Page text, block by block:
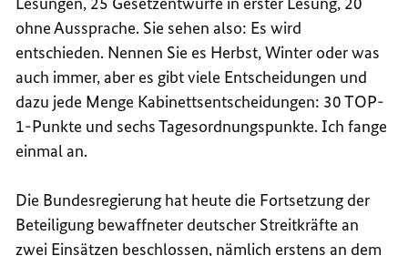
ohne Aussprache. Sie sehen also: Es wird
entschieden. Nennen Sie es Herbst, Winter oder was
auch immer, aber es gibt viele Entscheidungen und
dazu jede Menge Kabinettsentscheidungen: 30 TOP-
1-Punkte und sechs Tagesordnungspunkte. Ich fange
einmal an.
Die Bundesregierung hat heute die Fortsetzung der
Beteiligung bewaffneter deutscher Streitkräfte an
zwei Einsätzen beschlossen, nämlich erstens an dem